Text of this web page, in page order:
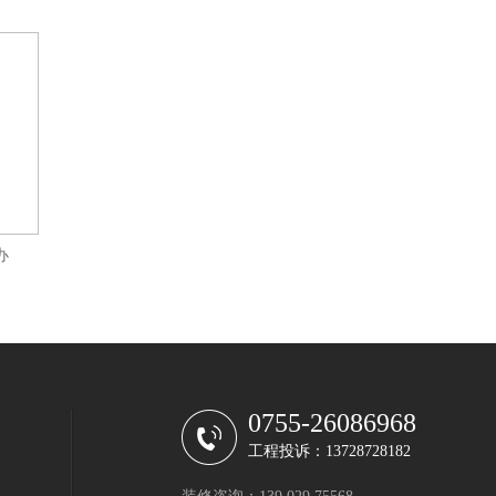
0755-26086968
工程投诉：13728728182